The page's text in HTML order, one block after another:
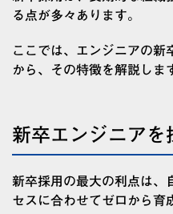
る点が多々あります。
ここでは、エンジニアの新
から、その特徴を解説しま
新卒エンジニアを
新卒採用の最大の利点は、
セスに合わせてゼロから育